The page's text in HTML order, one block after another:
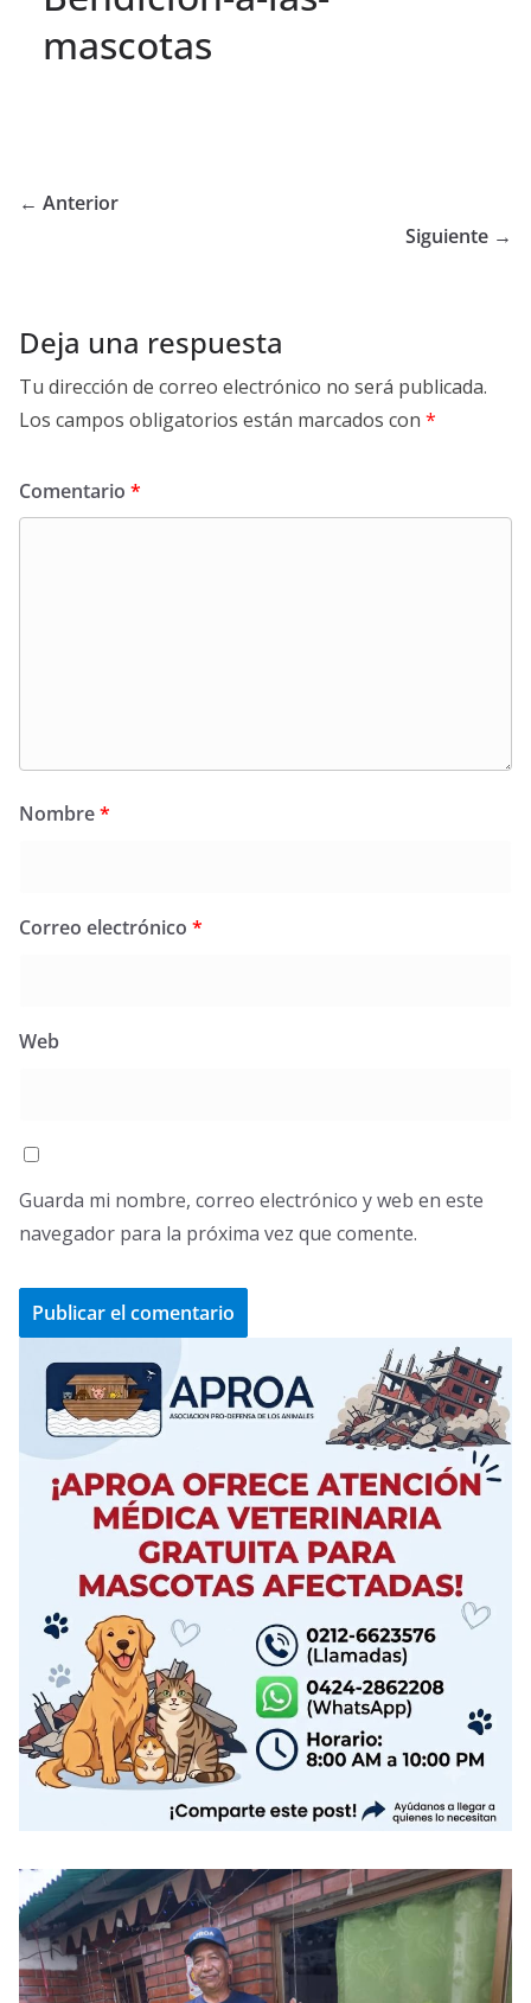
mascotas
← Anterior
Siguiente →
Deja una respuesta
Tu dirección de correo electrónico no será publicada.
Los campos obligatorios están marcados con *
Comentario *
Nombre*
Correo electrónico *
Web
Guarda mi nombre, correo electrónico y web en este
navegador para la próxima vez que comente.